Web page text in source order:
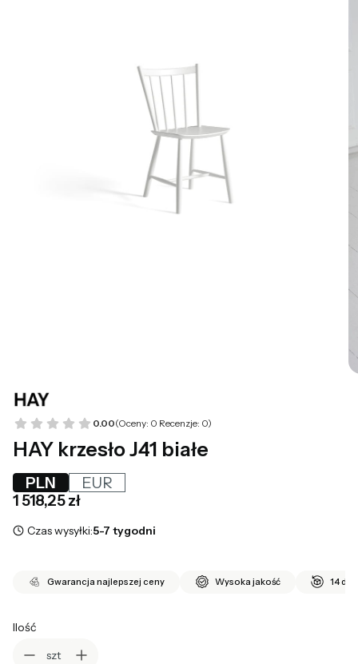
0.00(Oceny: 0 Recenzje: 0)
HAY krzesło J41 białe
PLN
EUR
Cena
1 518,25 zł
Czas wysyłki:5-7 tygodni
Gwarancja najlepszej ceny Wysoka jakość 14 dni
Ilość
szt